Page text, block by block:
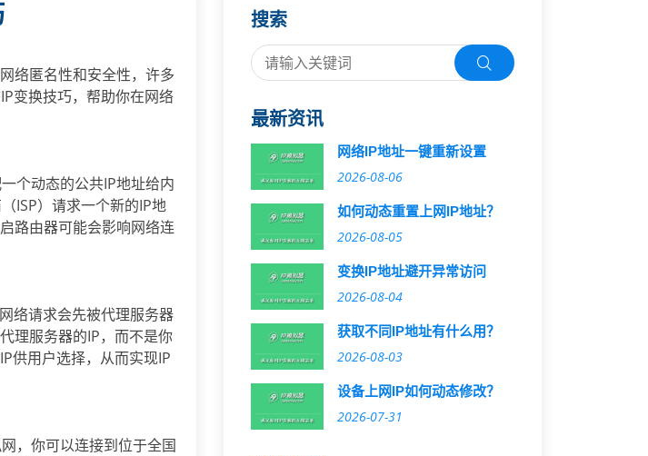
络匿名性和安全性，许多
变换技巧，帮助你在网络
个动态的公共IP地址给内
ISP）请求一个新的IP地
路由器可能会影响网络连
络请求会先被代理服务器
理服务器的IP，而不是你
供用户选择，从而实现IP
，你可以连接到位于全国
搜索
最新资讯
网络IP地址一键重新设置
2026-08-06
如何动态重置上网IP地址？
2026-08-05
变换IP地址避开异常访问
2026-08-04
获取不同IP地址有什么用？
2026-08-03
设备上网IP如何动态修改？
2026-07-31